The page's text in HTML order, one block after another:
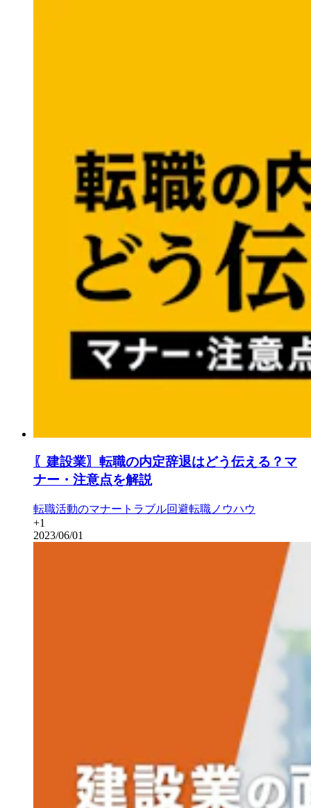
〖建設業〗転職の内定辞退はどう伝える？マ
ナー・注意点を解説
転職活動のマナー トラブル回避転職ノウハウ
+1
2023/06/01